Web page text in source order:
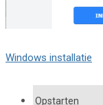
Windows installatie
Opstarten